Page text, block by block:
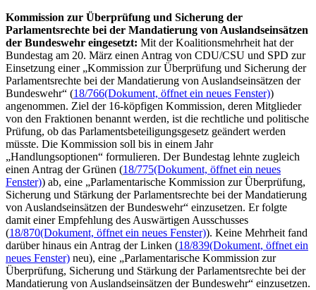
Kommission zur Überprüfung und Sicherung der
Parlamentsrechte bei der Mandatierung von Auslandseinsätzen
der Bundeswehr eingesetzt: Mit der Koalitionsmehrheit hat der
Bundestag am 20. März einen Antrag von CDU/CSU und SPD zur
Einsetzung einer „Kommission zur Überprüfung und Sicherung der
Parlamentsrechte bei der Mandatierung von Auslandseinsätzen der
Bundeswehr“ (18/766(Dokument, öffnet ein neues Fenster))
angenommen. Ziel der 16-köpfigen Kommission, deren Mitglieder
von den Fraktionen benannt werden, ist die rechtliche und politische
Prüfung, ob das Parlamentsbeteiligungsgesetz geändert werden
müsste. Die Kommission soll bis in einem Jahr
„Handlungsoptionen“ formulieren. Der Bundestag lehnte zugleich
einen Antrag der Grünen (18/775(Dokument, öffnet ein neues
Fenster)) ab, eine „Parlamentarische Kommission zur Überprüfung,
Sicherung und Stärkung der Parlamentsrechte bei der Mandatierung
von Auslandseinsätzen der Bundeswehr“ einzusetzen. Er folgte
damit einer Empfehlung des Auswärtigen Ausschusses
(18/870(Dokument, öffnet ein neues Fenster)). Keine Mehrheit fand
darüber hinaus ein Antrag der Linken (18/839(Dokument, öffnet ein
neues Fenster) neu), eine „Parlamentarische Kommission zur
Überprüfung, Sicherung und Stärkung der Parlamentsrechte bei der
Mandatierung von Auslandseinsätzen der Bundeswehr“ einzusetzen.